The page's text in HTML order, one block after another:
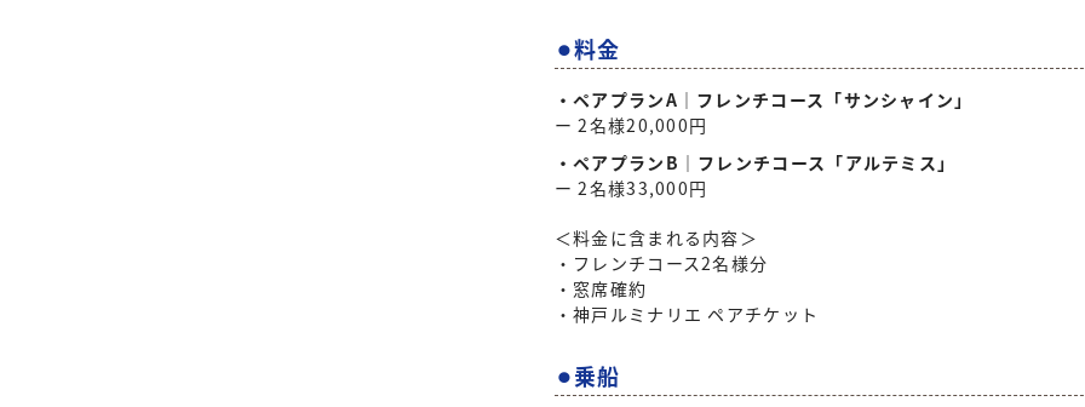
⚫︎料金
・ペアプランA｜フレンチコース「サンシャイン」
ー 2名様20,000円
・ペアプランB｜フレンチコース「アルテミス」
ー 2名様33,000円
＜料金に含まれる内容＞
・フレンチコース2名様分
・窓席確約
・神戸ルミナリエ ペアチケット
⚫︎乗船